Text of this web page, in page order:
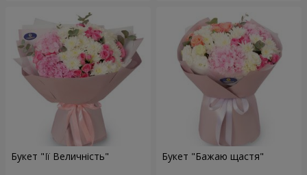
Букет "Її Величність" Букет "Бажаю щастя"